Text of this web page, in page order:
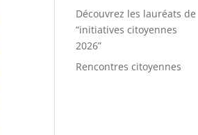
Découvrez les lauréats de
“initiatives citoyennes
2026”
Rencontres citoyennes